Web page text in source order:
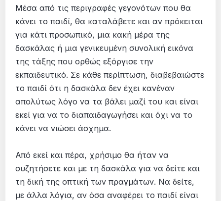
Μέσα από τις περιγραφές γεγονότων που θα
κάνει το παιδί, θα καταλάβετε και αν πρόκειται
για κάτι προσωπικό, μια κακή μέρα της
δασκάλας ή μια γενικευμένη συνολική εικόνα
της τάξης που ορθώς εξόργισε την
εκπαιδευτικό. Σε κάθε περίπτωση, διαβεβαιώστε
το παιδί ότι η δασκάλα δεν έχει κανέναν
απολύτως λόγο να τα βάλει μαζί του και είναι
εκεί για να το διαπαιδαγωγήσει και όχι να το
κάνει να νιώσει άσχημα.
Από εκεί και πέρα, χρήσιμο θα ήταν να
συζητήσετε και με τη δασκάλα για να δείτε και
τη δική της οπτική των πραγμάτων. Να δείτε,
με άλλα λόγια, αν όσα αναφέρει το παιδί είναι